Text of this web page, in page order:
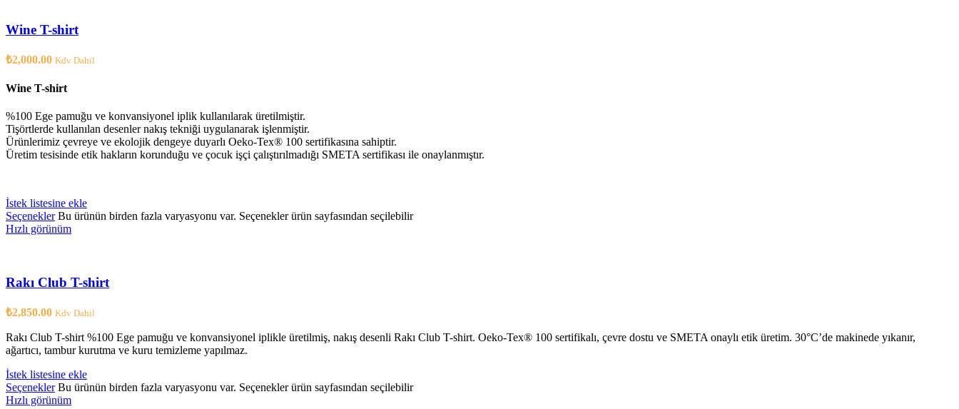
Wine T-shirt
₺2,000.00 Kdv Dahil
Wine T-shirt
%100 Ege pamuğu ve konvansiyonel iplik kullanılarak üretilmiştir.
Tişörtlerde kullanılan desenler nakış tekniği uygulanarak işlenmiştir.
Ürünlerimiz çevreye ve ekolojik dengeye duyarlı Oeko-Tex®️ 100 sertifikasına sahiptir.
Üretim tesisinde etik hakların korunduğu ve çocuk işçi çalıştırılmadığı SMETA sertifikası ile onaylanmıştır.
İstek listesine ekle
Seçenekler Bu ürünün birden fazla varyasyonu var. Seçenekler ürün sayfasından seçilebilir
Hızlı görünüm
Rakı Club T-shirt
₺2,850.00 Kdv Dahil
Rakı Club T-shirt %100 Ege pamuğu ve konvansiyonel iplikle üretilmiş, nakış desenli Rakı Club T-shirt. Oeko-Tex®️ 100 sertifikalı, çevre dostu ve SMETA onaylı etik üretim. 30°C’de makinede yıkanır,
ağartıcı, tambur kurutma ve kuru temizleme yapılmaz.
İstek listesine ekle
Seçenekler Bu ürünün birden fazla varyasyonu var. Seçenekler ürün sayfasından seçilebilir
Hızlı görünüm